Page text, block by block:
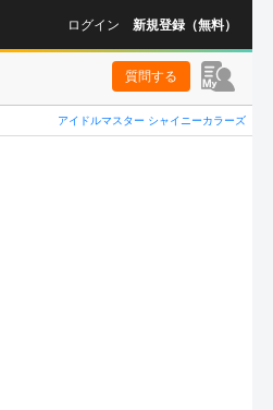
ログイン 新規登録（無料）
質問する
アイドルマスター シャイニーカラーズ